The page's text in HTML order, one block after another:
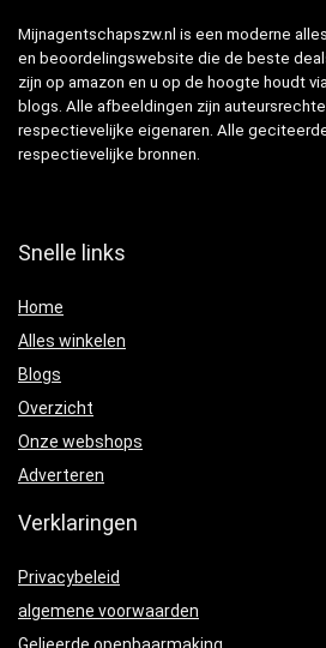
Mijnagentschapszw.nl is een moderne
en beoordelingswebsite die de beste
zijn op amazon en u op de hoogte houdt
blogs. Alle afbeeldingen zijn
respectievelijke eigenaren. Alle
respectievelijke bronnen.
Snelle links
Home
Alles winkelen
Blogs
Overzicht
Onze webshops
Adverteren
Verklaringen
Privacybeleid
algemene voorwaarden